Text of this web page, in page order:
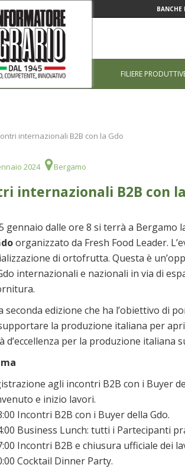
BANCHE
FILIERE
internazionali B2B con la Gdo
2024 Bergamo
internazionali B2B con
gennaio dalle ore 8 si terrà a Bergamo
organizzato da Fresh Food Leader.
di ortofrutta. Questa è
internazionali e nazionali in via di
seconda edizione che ha l’obiettivo di
la produzione italiana per
d’eccellenza per la produzione italiana
agli incontri B2B con i Buyer
e inizio lavori.
Incontri B2B con i Buyer della Gdo.
Business Lunch: tutti i Partecipanti
Incontri B2B e chiusura ufficiale dei
Cocktail Dinner Party.